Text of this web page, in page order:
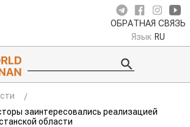
ОБРАТНАЯ СВЯЗЬ
Язык RU
заинтересовались реализацией
области